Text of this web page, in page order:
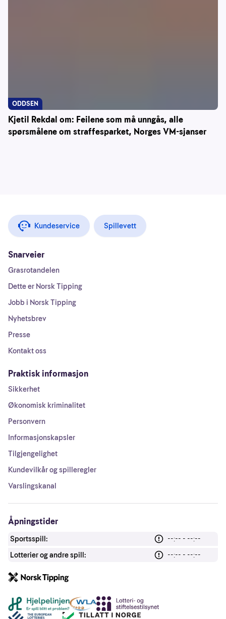
Kjetil Rekdal om: Feilene som må unngås, alle
spørsmålene om straffesparket, Norges VM-sjanser
ODDSEN
Kundeservice Spillevett
Snarveier
Grasrotandelen
Dette er Norsk Tipping
Jobb i Norsk Tipping
Nyhetsbrev
Presse
Kontakt oss
Praktisk informasjon
Sikkerhet
Økonomisk kriminalitet
Personvern
Informasjonskapsler
Tilgjengelighet
Kundevilkår og spilleregler
Varslingskanal
Åpningstider
Sportsspill:
--:-- - --:--
Lotterier og andre spill:
--:-- - --:--
Andre lenker